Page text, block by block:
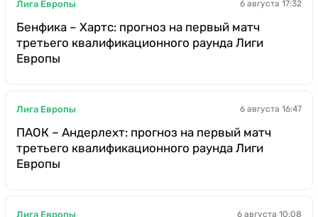
Лига Европы 6 августа 17:32
Бенфика – Хартс: прогноз на первый матч
третьего квалификационного раунда Лиги
Европы
Лига Европы 6 августа 16:47
ПАОК – Андерлехт: прогноз на первый матч
третьего квалификационного раунда Лиги
Европы
Лига Европы 6 августа 10:08